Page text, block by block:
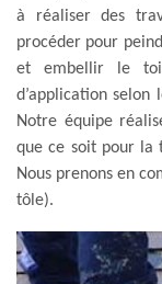
à réaliser des
procéder pour
et embellir le
d’application selon
Notre équipe
que ce soit pour la
Nous prenons en
tôle).